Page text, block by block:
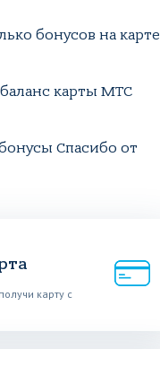
бонусов на карте
карты МТС
Спасибо от
карту с